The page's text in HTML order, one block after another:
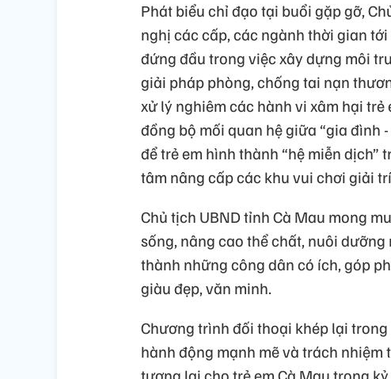
Phát biểu chỉ đạo tại buổi gặp gỡ,
nghị các cấp, các ngành thời gian
đứng đầu trong việc xây dựng môi
giải pháp phòng, chống tai nạn
xử lý nghiêm các hành vi xâm hại
đồng bộ mối quan hệ giữa “gia đình
để trẻ em hình thành “hệ miễn
tâm nâng cấp các khu vui chơi giải
Chủ tịch UBND tỉnh Cà Mau mong
sống, nâng cao thể chất, nuôi
thành những công dân có ích, góp
giàu đẹp, văn minh.
Chương trình đối thoại khép lại
hành động mạnh mẽ và trách